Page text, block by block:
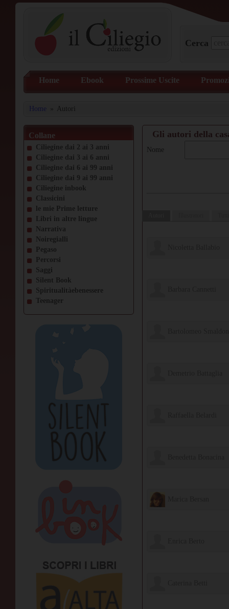
Cerca
Home Ebook Prossime Uscite
Home » Autori
Collane
Ciliegine dai 2 ai 3 anni
Ciliegine dai 3 ai 6 anni
Ciliegine dai 6 ai 99 anni
Ciliegine dai 9 ai 99 anni
Ciliegine inbook
Classicini
le mie Prime letture
Libri in altre lingue
Narrativa
Noiregialli
Pegaso
Percorsi
Saggi
Silent Book
Spiritualitàebenessere
Teenager
Gli autori della
Nome